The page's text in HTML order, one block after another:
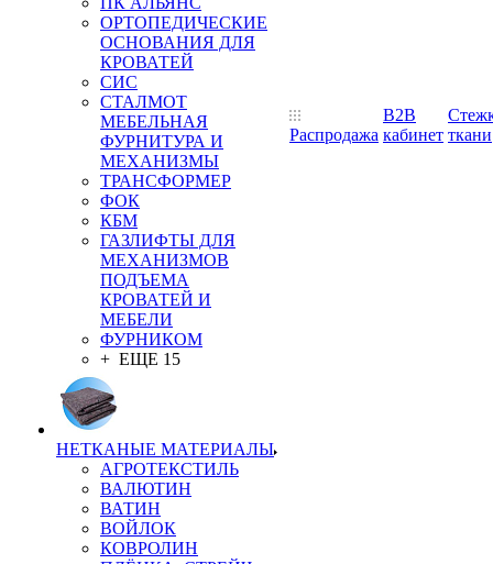
ОРТОПЕДИЧЕСКИЕ
ОСНОВАНИЯ ДЛЯ
КРОВАТЕЙ
СИС
СТАЛМОТ
МЕБЕЛЬНАЯ
ФУРНИТУРА И
МЕХАНИЗМЫ
ТРАНСФОРМЕР
ФОК
КБМ
ГАЗЛИФТЫ ДЛЯ
МЕХАНИЗМОВ
ПОДЪЕМА
КРОВАТЕЙ И
МЕБЕЛИ
ФУРНИКОМ
+ ЕЩЕ 15
НЕТКАНЫЕ МАТЕРИАЛЫ
АГРОТЕКСТИЛЬ
ВАЛЮТИН
ВАТИН
ВОЙЛОК
КОВРОЛИН
Распродажа
B2B
кабинет ткани